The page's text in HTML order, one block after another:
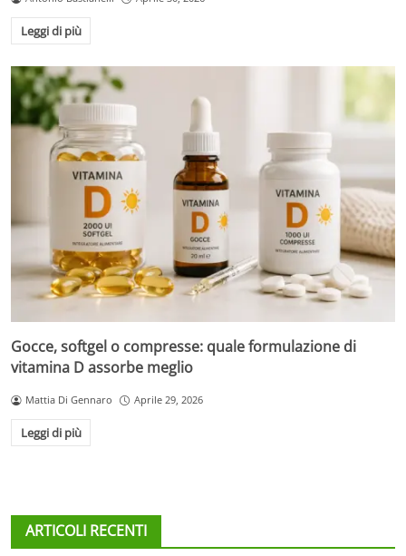
Leggi di più
Gocce, softgel o compresse: quale formulazione di
vitamina D assorbe meglio
Mattia Di Gennaro Aprile 29, 2026
Leggi di più
ARTICOLI RECENTI